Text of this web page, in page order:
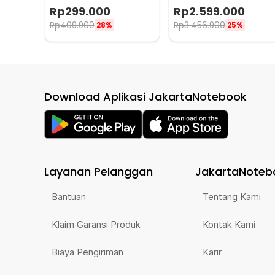
P77
Rp299.000
Rp409.900 28%
LA150Bi
Rp2.599.000
Rp3.456.900 25%
Download Aplikasi JakartaNotebook
Layanan Pelanggan
Bantuan
Klaim Garansi Produk
Biaya Pengiriman
Tentang Kami
Kontak Kami
Karir